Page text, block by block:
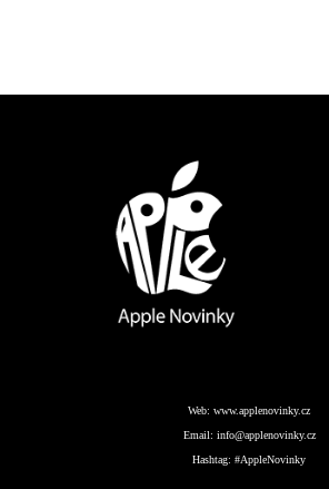
Web: www.applenovinky.cz
Email: info@applenovinky.cz
Hashtag: #AppleNovinky